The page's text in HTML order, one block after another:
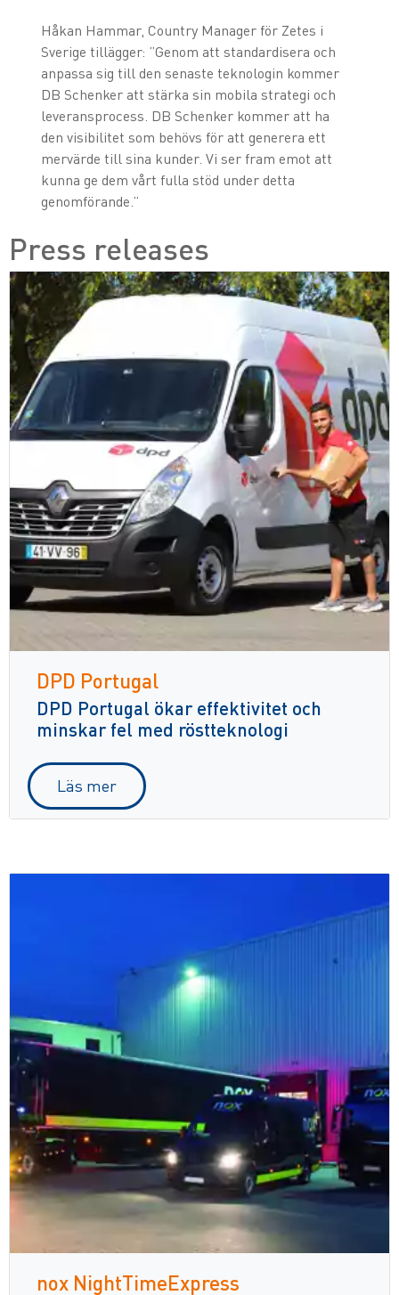
Håkan Hammar, Country Manager för Zetes i
Sverige tillägger: ”Genom att standardisera och
anpassa sig till den senaste teknologin kommer
DB Schenker att stärka sin mobila strategi och
leveransprocess. DB Schenker kommer att ha
den visibilitet som behövs för att generera ett
mervärde till sina kunder. Vi ser fram emot att
kunna ge dem vårt fulla stöd under detta
genomförande.”
Press releases
DPD Portugal
DPD Portugal ökar effektivitet och
minskar fel med röstteknologi
Läs mer
nox NightTimeExpress